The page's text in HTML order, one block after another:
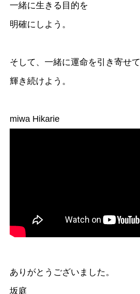
一緒に生きる目的を
明確にしよう。
そして、一緒に運命を引き寄せて
輝き続けよう。
miwa Hikarie
ありがとうございました。
坂庭